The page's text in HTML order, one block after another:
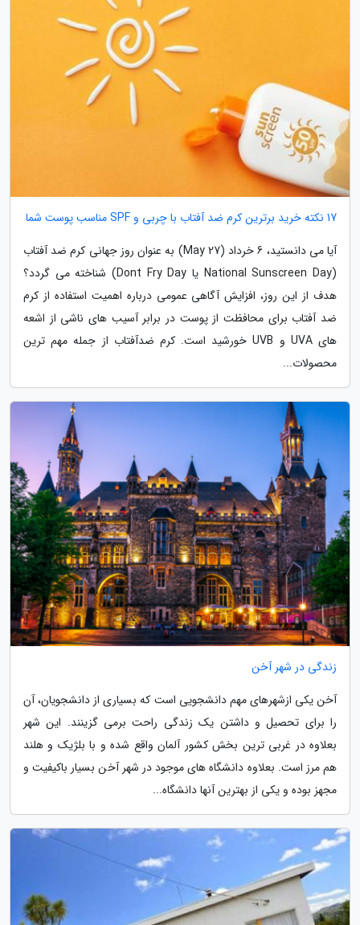
17 نکته خرید برترین کرم ضد آفتاب با چربی و SPF مناسب پوست شما
آیا می دانستید، 6 خرداد (May 27) به عنوان روز جهانی کرم ضد آفتاب
(National Sunscreen Day یا Dont Fry Day) شناخته می گردد؟
هدف از این روز، افزایش آگاهی عمومی درباره اهمیت استفاده از کرم
ضد آفتاب برای محافظت از پوست در برابر آسیب های ناشی از اشعه
های UVA و UVB خورشید است. کرم ضدآفتاب از جمله مهم ترین
محصولات...
زندگی در شهر آخن
آخن یکی ازشهرهای مهم دانشجویی است که بسیاری از دانشجویان، آن
را برای تحصیل و داشتن یک زندگی راحت برمی گزینند. این شهر
بعلاوه در غربی ترین بخش کشور آلمان واقع شده و با بلژیک و هلند
هم مرز است. بعلاوه دانشگاه های موجود در شهر آخن بسیار باکیفیت و
مجهز بوده و یکی از بهترین آنها دانشگاه...